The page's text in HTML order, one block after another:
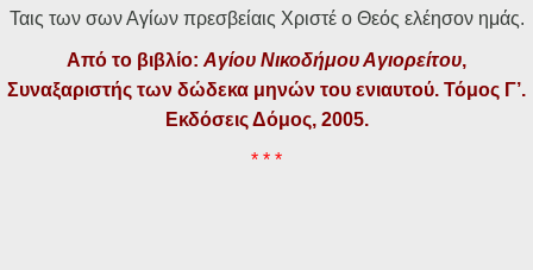
Ταις των σων Αγίων πρεσβείαις Χριστέ ο Θεός ελέησον ημάς.
Από το βιβλίο: Αγίου Νικοδήμου Αγιορείτου,
Συναξαριστής των δώδεκα μηνών του ενιαυτού. Τόμος Γ’.
Εκδόσεις Δόμος, 2005.
* * *